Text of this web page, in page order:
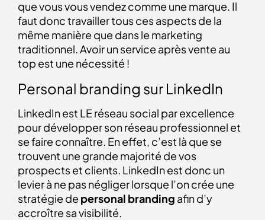
que vous vous vendez comme une marque. Il
faut donc travailler tous ces aspects de la
même manière que dans le marketing
traditionnel. Avoir un service après vente au
top est une nécessité !
Personal branding sur LinkedIn
LinkedIn est LE réseau social par excellence
pour développer son réseau professionnel et
se faire connaître. En effet, c’est là que se
trouvent une grande majorité de vos
prospects et clients. LinkedIn est donc un
levier à ne pas négliger lorsque l’on crée une
stratégie de personal branding afin d’y
accroître sa visibilité.